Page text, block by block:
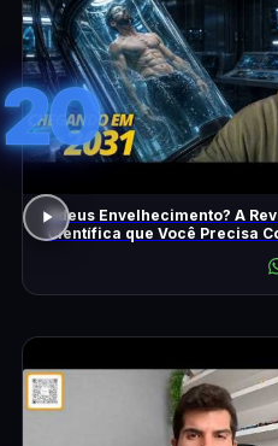
20
Adeus Envelhecimento? A
Científica que Você Precisa